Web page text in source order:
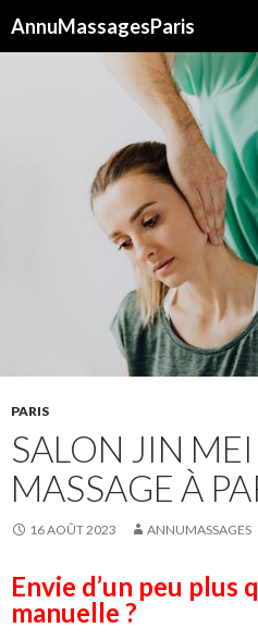
AnnuMassagesParis
PARIS
SALON JIN
MASSAGE À
16 AOÛT 2023 ANNUMASSAGES
Envie d’un peu plus
manuelle ?